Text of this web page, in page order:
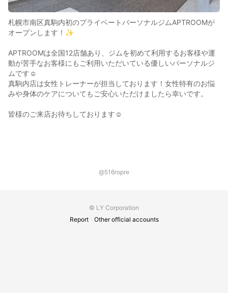
札幌市南区真駒内初のプライベートパーソナルジムAPTROOMが
オープンします！✨
APTROOMは全国12店舗あり、ジムを初めて利用するお客様や運
動が苦手なお客様にもご利用いただいている優しいパーソナルジ
ムです☺️
真駒内店は女性トレーナーが担当しております！女性特有のお悩
みや身体のケアについてもご安心いただけましたら幸いです。
皆様のご来店お待ちしております☺️
@516ropre
© LY Corporation
Report
Other official accounts